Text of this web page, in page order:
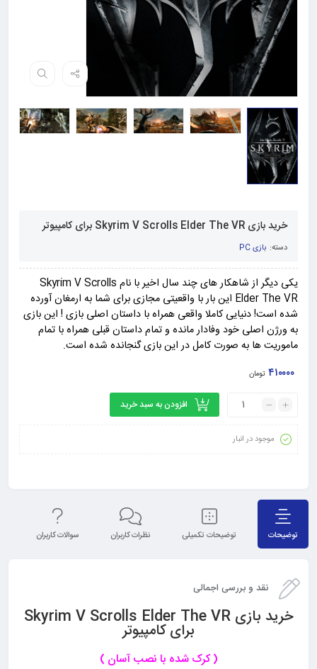
خرید بازی Skyrim V Scrolls Elder The VR برای کامپیوتر
دسته: بازی PC
یکی دیگر از شاهکار های چند سال اخیر با نام Skyrim V Scrolls
Elder The VR این بار با واقعیتی مجازی برای شما به ارمغان آورده
شده است! دنیایی کاملا واقعی همراه با داستان اصلی بازی ! این بازی
به ورژن اصلی خود وفادار مانده و تمام داستان قبلی همراه با تمام
ماموریت ها به صورت کامل در این بازی گنجانده شده است.
۴۱۰۰۰۰ تومان
افزودن به سبد خرید
موجود در انبار
توضیحات توضیحات تکمیلی نظرات کاربران سوالات کاربران
نقد و بررسی اجمالی
خرید بازی Skyrim V Scrolls Elder The VR
برای کامپیوتر
( کرک شده با نصب آسان )